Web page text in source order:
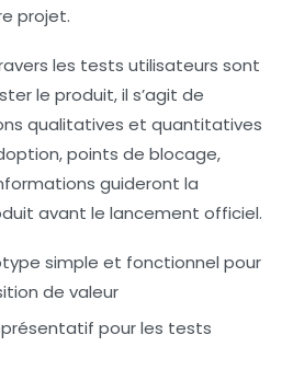
projet.
les tests utilisateurs sont
le produit, il s’agit de
qualitatives et quantitatives
points de blocage,
guideront la
avant le lancement officiel.
simple et fonctionnel pour
de valeur
pour les tests